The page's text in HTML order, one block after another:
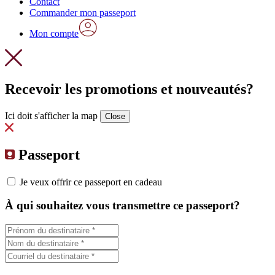
Commander mon passeport
Mon compte
Recevoir les promotions et nouveautés?
Ici doit s'afficher la map Close
Passeport
Je veux offrir ce passeport en cadeau
À qui souhaitez vous transmettre ce passeport?